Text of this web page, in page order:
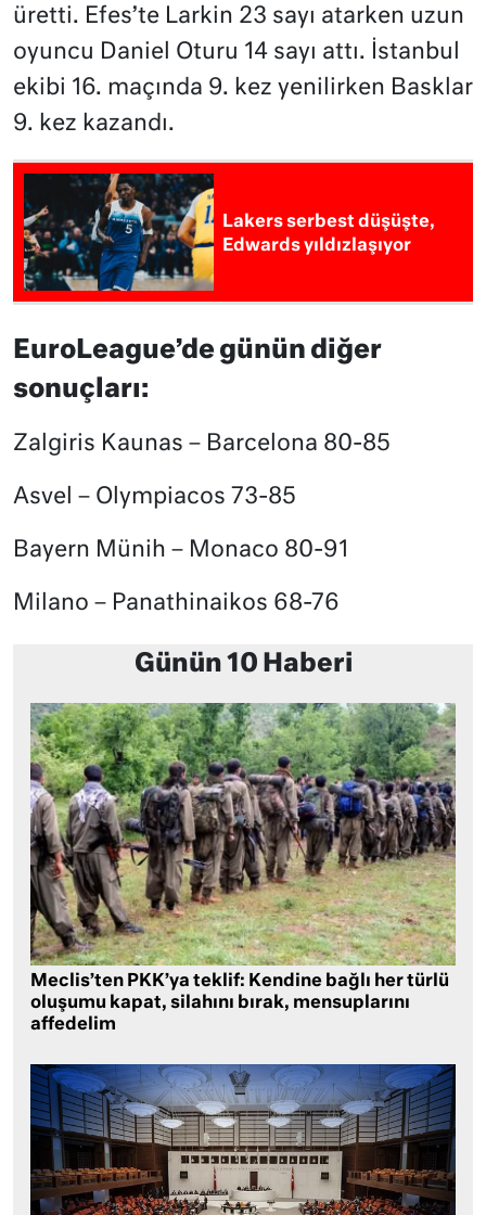
üretti. Efes’te Larkin 23 sayı atarken uzun
oyuncu Daniel Oturu 14 sayı attı. İstanbul
ekibi 16. maçında 9. kez yenilirken Basklar
9. kez kazandı.
Lakers serbest düşüşte,
Edwards yıldızlaşıyor
EuroLeague’de günün diğer
sonuçları:
Zalgiris Kaunas – Barcelona 80-85
Asvel – Olympiacos 73-85
Bayern Münih – Monaco 80-91
Milano – Panathinaikos 68-76
Günün 10 Haberi
Meclis’ten PKK’ya teklif: Kendine bağlı her türlü
oluşumu kapat, silahını bırak, mensuplarını
affedelim